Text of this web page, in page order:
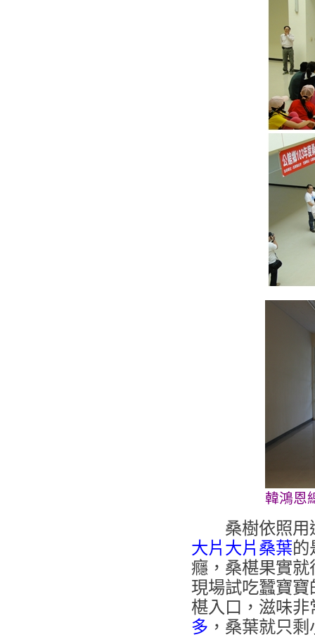
韓鴻恩
桑樹依照用
大片大片桑葉的
癮，桑椹果實
現場試吃蠶寶
椹入口，滋味非
多 ，桑葉就只